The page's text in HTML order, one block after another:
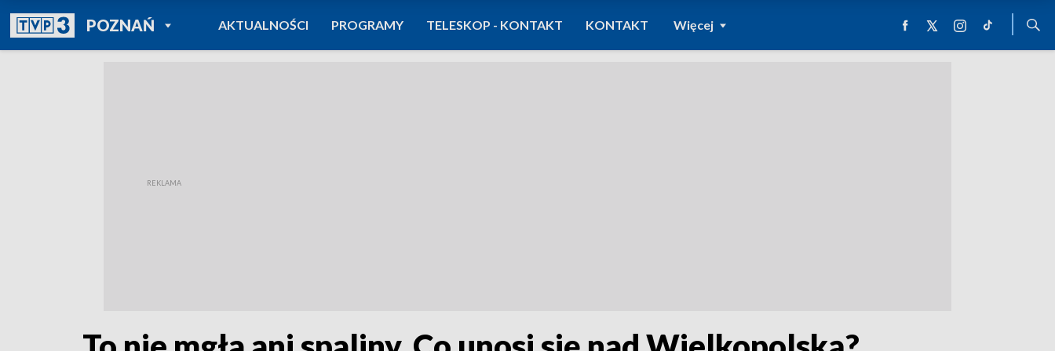
POZNAŃPOWRÓT DO
TVP REGIONY
AKTUALNOŚCI PROGRAMY TELESKOP - KONTAKT KONTAKT Więcej